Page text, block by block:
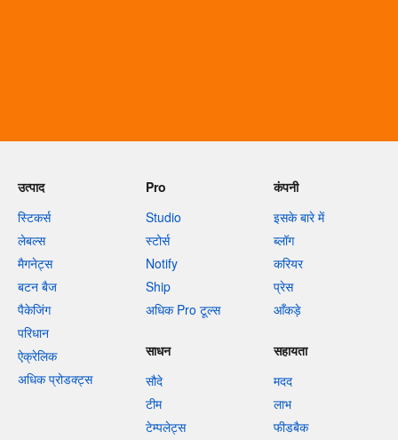
उत्पाद
स्टिकर्स
लेबल्स
मैगनेट्स
बटन बैज
पैकेजिंग
परिधान
ऐक्रेलिक
अधिक प्रोडक्ट्स
Pro
Studio
स्टोर्स
Notify
Ship
अधिक Pro टूल्स
कंपनी
इसके बारे में
ब्लॉग
करियर
प्रेस
आँकड़े
साधन
सौदे
टीम
टेम्पलेट्स
सहायता
मदद
लाभ
फीडबैक